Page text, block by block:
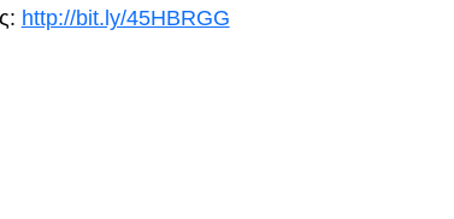
http://bit.ly/45HBRGG